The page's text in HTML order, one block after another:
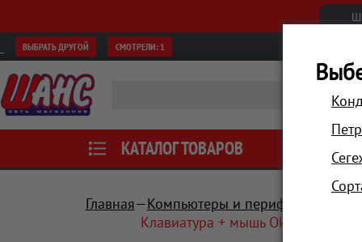
ВЫБРАТЬ ДРУГОЙ СМОТРЕЛИ: 1
КАТАЛОГ ТОВАРОВ АКЦИИ
Главная Компьютеры и периферия
Клавиатура + мышь Oklick 270M